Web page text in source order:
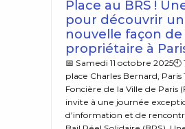
Place au BRS !
pour découvrir
nouvelle façon
propriétaire à
📅 Samedi 11 octobre 2025🕙
place Charles Bernard, Paris
Foncière de la Ville de Paris
invite à une journée
d’information et de